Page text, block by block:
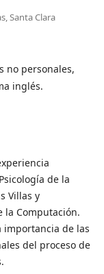
Santa Clara
no personales,
inglés.
de la
Villas y
la Computación.
importancia de las
del proceso de